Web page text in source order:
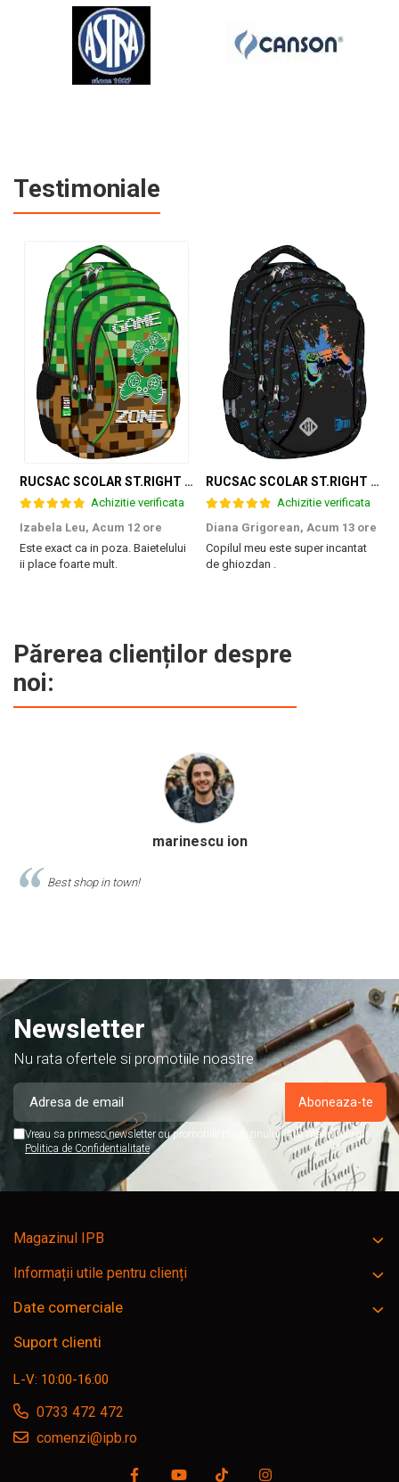
Testimoniale
RUCSAC SCOLAR ST.RIGHT 3 COMPARTIMENTE GAME ZONE BP-26 301384
Achizitie verificata
Izabela Leu, Acum 12 ore
Este exact ca in poza. Baietelului
ii place foarte mult.
RUCSAC SCOLAR ST.RIGHT 3 COMPARTIMENTE GAME CONTROLLER SPLASH BP-26 697562
Achizitie verificata
Diana Grigorean, Acum 13 ore
Copilul meu este super incantat
de ghiozdan .
Părerea clienților despre
noi:
Calinescu Matei
Comand produse de papetarie si birotica de cel putin 10 ani de la
Newsletter
Nu rata ofertele si promotiile noastre
Vreau sa primesc newsletter cu promotiile magazinului. Afla mai multe in
Politica de Confidentialitate
Magazinul IPB
Informații utile pentru clienți
Date comerciale
Suport clienti
L-V: 10:00-16:00
0733 472 472
comenzi@ipb.ro